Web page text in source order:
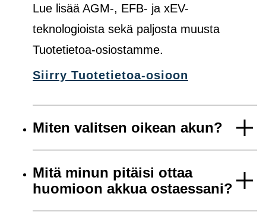
Lue lisää AGM-, EFB- ja xEV-
teknologioista sekä paljosta muusta
Tuotetietoa-osiostamme.
Siirry Tuotetietoa-osioon
Miten valitsen oikean akun?
Mitä minun pitäisi ottaa
huomioon akkua ostaessani?